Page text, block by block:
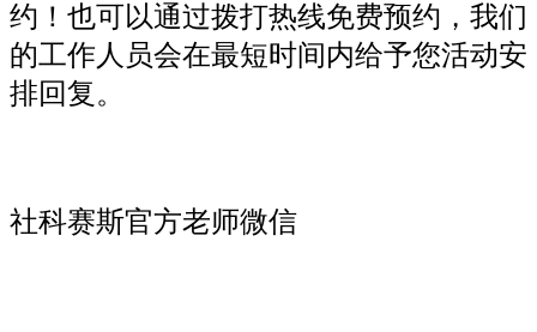
约！也可以通过拨打热线免费预约，我们
的工作人员会在最短时间内给予您活动安
排回复。
社科赛斯官方老师微信